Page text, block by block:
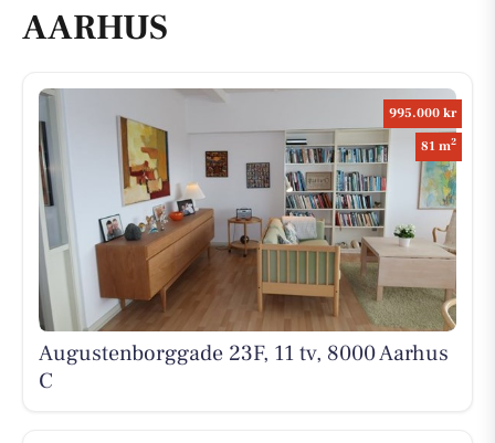
AARHUS
995.000 kr
81 m2
Augustenborggade 23F, 11 tv, 8000 Aarhus
C